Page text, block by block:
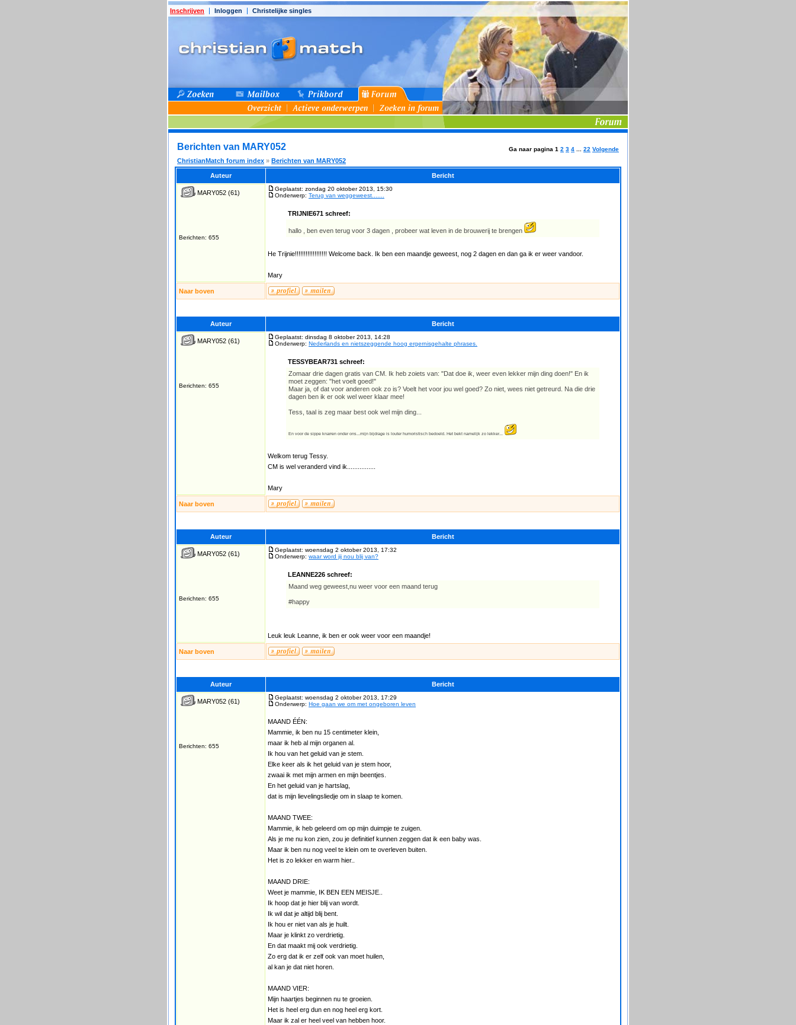
Inschrijven Inloggen Christelijke singles
Berichten van MARY052 Ga naar pagina 1 2 3 4 22 Volgende
ChristianMatch forum index » Berichten van MARY052
Auteur Bericht
MARY052 (61)
Berichten: 655
Geplaatst: zondag 20 oktober 2013, 15:30
Onderwerp: Terug van weggeweest.......
TRIJNIE671 schreef:
hallo , ben even terug voor 3 dagen , probeer wat leven in de brouwerij te brengen
He Trijnie!!!!!!!!!!!!!!!!!! Welcome back. Ik ben een maandje geweest, nog 2 dagen en dan ga ik er weer vandoor.
Mary
Naar boven
Auteur Bericht
MARY052 (61)
Berichten: 655
Geplaatst: dinsdag 8 oktober 2013, 14:28
Onderwerp: Nederlands en nietszeggende hoog ergernisgehalte phrases.
TESSYBEAR731 schreef:
Zomaar drie dagen gratis van CM. Ik heb zoiets van: "Dat doe ik, weer even lekker mijn ding doen!" En ik
moet zeggen: "het voelt goed!"
Maar ja, of dat voor anderen ook zo is? Voelt het voor jou wel goed? Zo niet, wees niet getreurd. Na die drie
dagen ben ik er ook wel weer klaar mee!
Tess, taal is zeg maar best ook wel mijn ding...
En voor de sippe knarren onder ons...mijn bijdrage is louter humoristisch bedoeld. Het bekt namelijk zo lekker...
Welkom terug Tessy.
CM is wel veranderd vind ik................
Mary
Naar boven
Auteur Bericht
MARY052 (61)
Berichten: 655
Geplaatst: woensdag 2 oktober 2013, 17:32
Onderwerp: waar word jij nou blij van?
LEANNE226 schreef:
Maand weg geweest,nu weer voor een maand terug
#happy
Leuk leuk Leanne, ik ben er ook weer voor een maandje!
Naar boven
Auteur Bericht
MARY052 (61)
Berichten: 655
Geplaatst: woensdag 2 oktober 2013, 17:29
Onderwerp: Hoe gaan we om met ongeboren leven
MAAND ÉÉN:
Mammie, ik ben nu 15 centimeter klein,
maar ik heb al mijn organen al.
Ik hou van het geluid van je stem.
Elke keer als ik het geluid van je stem hoor,
zwaai ik met mijn armen en mijn beentjes.
En het geluid van je hartslag,
dat is mijn lievelingsliedje om in slaap te komen.
MAAND TWEE:
Mammie, ik heb geleerd om op mijn duimpje te zuigen.
Als je me nu kon zien, zou je definitief kunnen zeggen dat ik een baby was.
Maar ik ben nu nog veel te klein om te overleven buiten.
Het is zo lekker en warm hier..
MAAND DRIE:
Weet je mammie, IK BEN EEN MEISJE..
Ik hoop dat je hier blij van wordt.
Ik wil dat je altijd blij bent.
Ik hou er niet van als je huilt.
Maar je klinkt zo verdrietig.
En dat maakt mij ook verdrietig.
Zo erg dat ik er zelf ook van moet huilen,
al kan je dat niet horen.
MAAND VIER:
Mijn haartjes beginnen nu te groeien.
Het is heel erg dun en nog heel erg kort.
Maar ik zal er heel veel van hebben hoor.